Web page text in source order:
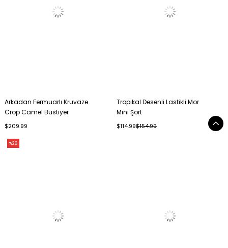
Arkadan Fermuarlı Kruvaze
Crop Camel Büstiyer
$209.99
Tropikal Desenli Lastikli Mor
Mini Şort
$114.99$154.99
%28